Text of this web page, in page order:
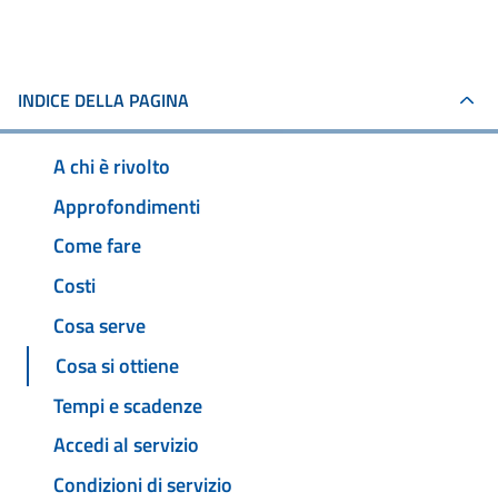
INDICE DELLA PAGINA
A chi è rivolto
Approfondimenti
Come fare
Costi
Cosa serve
Cosa si ottiene
Tempi e scadenze
Accedi al servizio
Condizioni di servizio